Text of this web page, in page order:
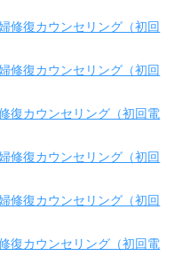
修復カウンセリング（初回
修復カウンセリング（初回
復カウンセリング（初回電
修復カウンセリング（初回
修復カウンセリング（初回
復カウンセリング（初回電